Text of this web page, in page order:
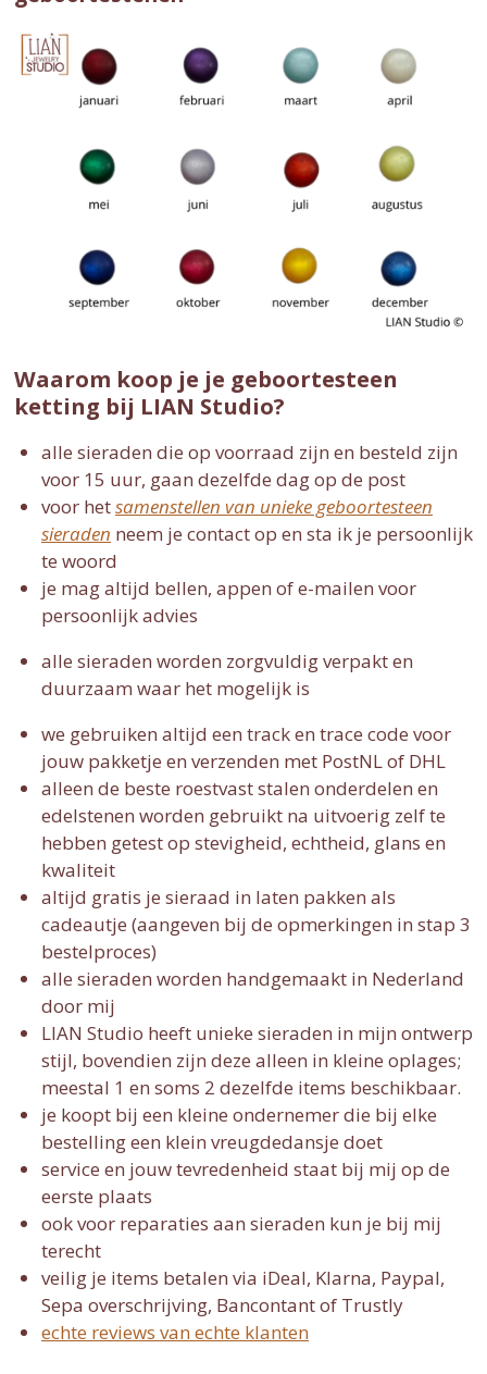
Waarom koop je je geboortesteen
ketting bij LIAN Studio?
alle sieraden die op voorraad zijn en besteld zijn
voor 15 uur, gaan dezelfde dag op de post
voor hetsamenstellen van unieke geboortesteen
sieraden neem je contact op en sta ik je persoonlijk
te woord
je mag altijd bellen, appen of e-mailen voor
persoonlijk advies
alle sieraden worden zorgvuldig verpakt en
duurzaam waar het mogelijk is
we gebruiken altijd een track en trace code voor
jouw pakketje en verzenden met PostNL of DHL
alleen de beste roestvast stalen onderdelen en
edelstenen worden gebruikt na uitvoerig zelf te
hebben getest op stevigheid, echtheid, glans en
kwaliteit
altijd gratis je sieraad in laten pakken als
cadeautje (aangeven bij de opmerkingen in stap 3
bestelproces)
alle sieraden worden handgemaakt in Nederland
door mij
LIAN Studio heeft unieke sieraden in mijn ontwerp
stijl, bovendien zijn deze alleen in kleine oplages;
meestal 1 en soms 2 dezelfde items beschikbaar.
je koopt bij een kleine ondernemer die bij elke
bestelling een klein vreugdedansje doet
service en jouw tevredenheid staat bij mij op de
eerste plaats
ook voor reparaties aan sieraden kun je bij mij
terecht
veilig je items betalen via iDeal, Klarna, Paypal,
Sepa overschrijving, Bancontant of Trustly
echte reviews van echte klanten